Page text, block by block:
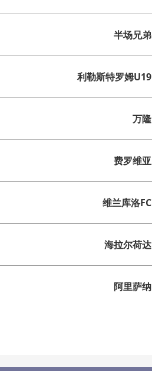
半场兄弟
利勒斯特罗姆U19
万隆
费罗维亚
维兰库洛FC
海拉尔荷达
阿里萨纳